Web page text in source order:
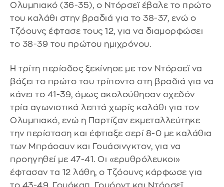
Ολυμπιακό (36-35), ο Ντόρσεϊ έβαλε το πρώτο
του καλάθι στην βραδιά για το 38-37, ενώ ο
Τζόουνς έφτασε τους 12, για να διαμορφώσει
το 38-39 του πρώτου ημιχρόνου.
Η τρίτη περίοδος ξεκίνησε με τον Ντόρσεϊ να
βάζει το πρώτο του τρίποντο στη βραδιά για να
κάνει το 41-39, όμως ακολούθησαν σχεδόν
τρία αγωνιστικά λεπτά χωρίς καλάθι για τον
Ολυμπιακό, ενώ η Παρτίζαν εκμεταλλεύτηκε
την περίσταση και έφτιαξε σερί 8-0 με καλάθια
των Μπράοαυν και Γουάσινγκτον, για να
προηγηθεί με 47-41. Οι «ερυθρόλευκοι»
έφτασαν τα 12 λάθη, ο Τζόουνς κάρφωσε για